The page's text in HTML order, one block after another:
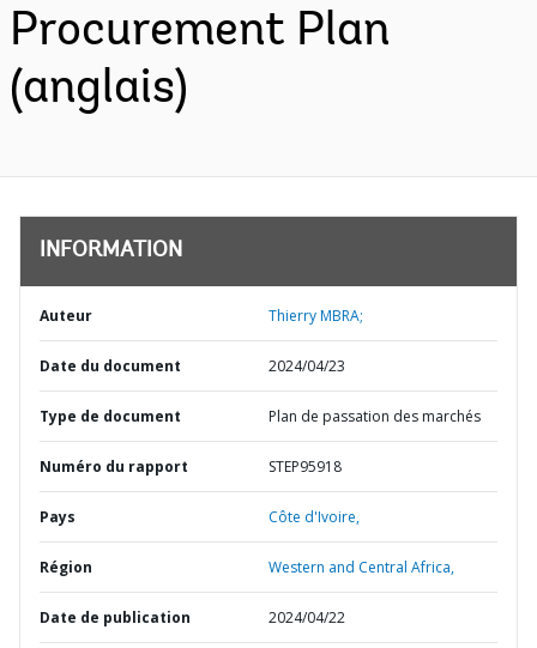
Procurement Plan
(anglais)
INFORMATION
Auteur Thierry MBRA;
Date du document 2024/04/23
Type de document Plan de passation des marchés
Numéro du rapport STEP95918
Pays Côte d'Ivoire,
Région Western and Central Africa,
Date de publication 2024/04/22